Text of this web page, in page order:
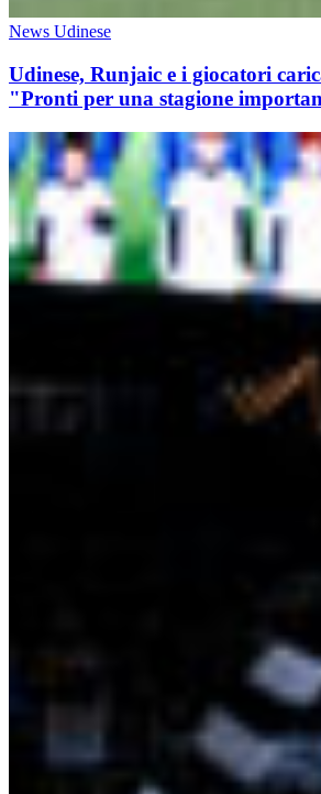
News Udinese
Udinese, Runjaic e i giocatori
"Pronti per una stagione